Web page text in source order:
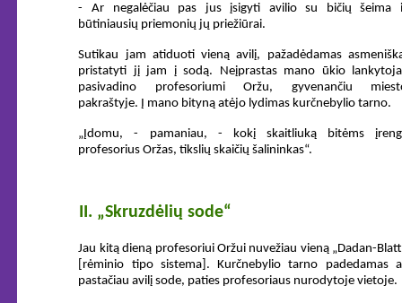
- Ar negalėčiau pas jus įsigyti avilio su bičių šeima
būtiniausių priemonių jų priežiūrai.
Sutikau jam atiduoti vieną avilį, pažadėdamas
pristatyti jį jam į sodą. Neįprastas mano ūkio
pasivadino profesoriumi Oržu, gyvenančiu
pakraštyje. Į mano bityną atėjo lydimas kurčnebylio tarno.
„Įdomu, - pamaniau, - kokį skaitliuką bitėms
profesorius Oržas, tikslių skaičių šalininkas“.
II. „Skruzdėlių sode“
Jau kitą dieną profesoriui Oržui nuvežiau vieną „Dadan-
[rėminio tipo sistema]. Kurčnebylio tarno padedamas
pastačiau avilį sode, paties profesoriaus nurodytoje vietoje.